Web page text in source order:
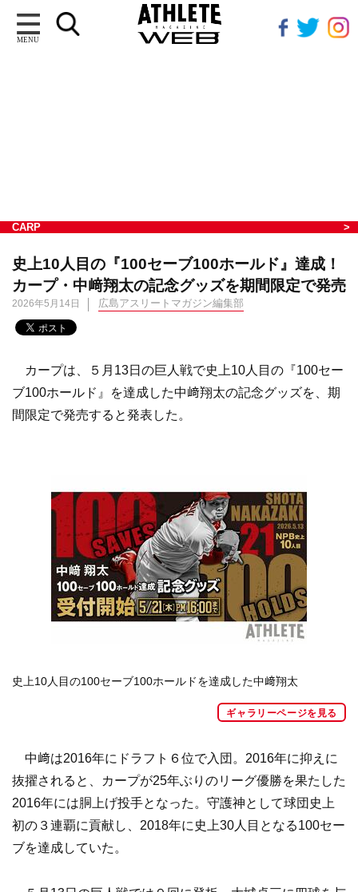
MENU
CARP
史上10人目の『100セーブ100ホールド』達成！
カープ・中﨑翔太の記念グッズを期間限定で発売
2026年5月14日 広島アスリートマガジン編集部
カープは、５月13日の巨人戦で史上10人目の『100セー
ブ100ホールド』を達成した中﨑翔太の記念グッズを、期
間限定で発売すると発表した。
史上10人目の100セーブ100ホールドを達成した中﨑翔太
ギャラリーページを見る
中﨑は2016年にドラフト６位で入団。2016年に抑えに
抜擢されると、カープが25年ぶりのリーグ優勝を果たした
2016年には胴上げ投手となった。守護神として球団史上
初の３連覇に貢献し、2018年に史上30人目となる100セー
ブを達成していた。